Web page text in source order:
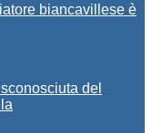
biancavillese è
del